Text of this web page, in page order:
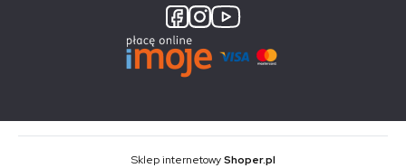
Sklep internetowyShoper.pl